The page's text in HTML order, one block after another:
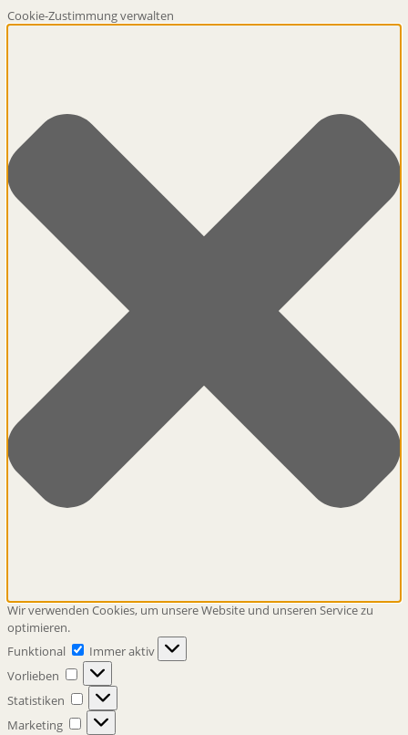
Cookie-Zustimmung verwalten
Wir verwenden Cookies, um unsere Website und unseren Service zu
optimieren.
Funktional
Funktional
Immer aktiv
Vorlieben
Vorlieben
Statistiken
Statistiken
Marketing
Marketing